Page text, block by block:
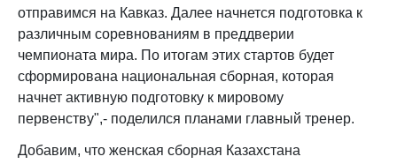
отправимся на Кавказ. Далее начнется подготовка к
различным соревнованиям в преддверии
чемпионата мира. По итогам этих стартов будет
сформирована национальная сборная, которая
начнет активную подготовку к мировому
первенству",- поделился планами главный тренер.
Добавим, что женская сборная Казахстана